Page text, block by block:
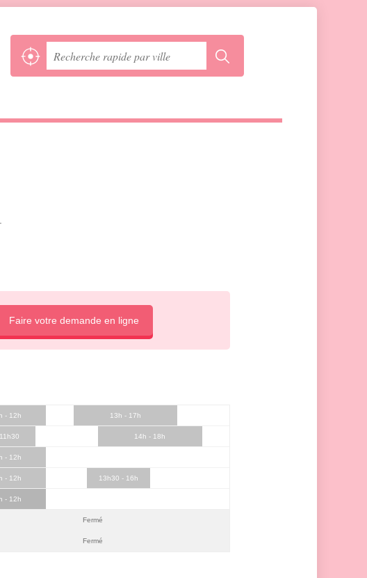
Faire votre demande en ligne
- 12h 13h - 17h
14h - 18h
- 12h
- 12h 13h30 - 16h
- 12h
Fermé
Fermé